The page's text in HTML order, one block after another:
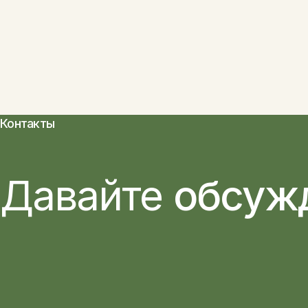
Контакты
Давайте